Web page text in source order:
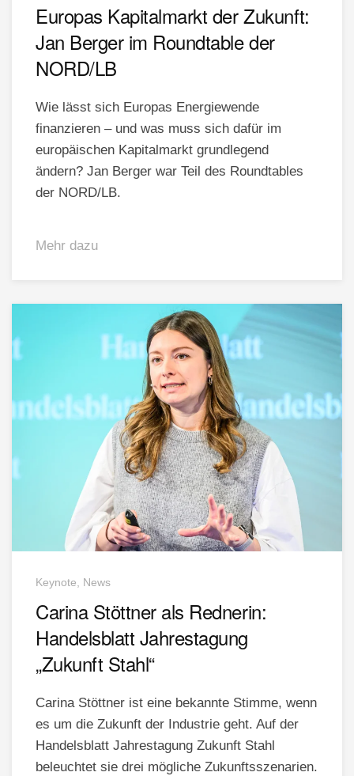
Europas Kapitalmarkt der Zukunft:
Jan Berger im Roundtable der
NORD/LB
Wie lässt sich Europas Energiewende
finanzieren – und was muss sich dafür im
europäischen Kapitalmarkt grundlegend
ändern? Jan Berger war Teil des Roundtables
der NORD/LB.
Mehr dazu
Keynote, News
Carina Stöttner als Rednerin:
Handelsblatt Jahrestagung
„Zukunft Stahl“
Carina Stöttner ist eine bekannte Stimme, wenn
es um die Zukunft der Industrie geht. Auf der
Handelsblatt Jahrestagung Zukunft Stahl
beleuchtet sie drei mögliche Zukunftsszenarien.